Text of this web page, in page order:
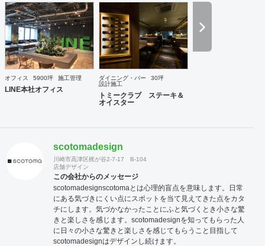
コラボによって、より高いレベルのご提案ならびにご対応を
行うことが可能な体制を整えております。またデザイン設計
から自社製造までワンストップで対応可能な為、きめ細かな
対応とスピディー性、そして品質の安定性と流通マージンを
抑えたコスト低減を売りとしております。さらに自社に職人
を抱えていることからアフターケアもしっかりとした対応が
取引させて頂くお客様が多い事と、設計事務所様からのご紹
介によるお客様が多いのが営業特徴となっております。また
地方のご出店においても、弊社にお声をかけて頂くお客様も
する事に社員全員が心がけている結果だと思います。 弊社で
麻布にある高級輸入家具店と、現在10年目を迎える上野アメ
横にあるハンバーグのお店です。 こちらの店舗を自ら経営す
ることでいかにお客様が利益を出すのに日々大変なご努力を
されているのかを改めて学ぶ事で出来ました。これらの経験
も活かして、ご依頼されるお客様に対して、弊社のインテリ
アデザイン設計施工面から、少しでもお客様のお店がご繁栄
そしてご利益を獲得出来るようにしっかりとした対応を行っ
てゆきたいと考えております。 まずはお気軽にご相談いただ
ければと思います、よろしくお願いいたします。
オフィス 5900坪 施工管理
LINE本社オフィス
ダイニング・バー
30坪
設計施工
トミークラブ ステーキ＆
オイスター
scotomadesign
川崎市高津区梶が谷2-7-17 B-104
店舗デザイン
この会社からのメッセージ
scotomadesign ​ ​scotomaとは心理的盲点を意味します。 ​ ​日常
にある気づきにくい点にスポットを当て ​ ​見えてきた点をカタ
チにします。 ​ ​気づかなかったことにふと気づくとき ​ 小さな驚
きと楽しさを感じます。 ​ scotomadesignを知ってもらった人
に ​ ​日々の小さな驚きと楽しさを感じてもらうこと目指して ​ ​
scotomadesignはデザインし続けます。 ​